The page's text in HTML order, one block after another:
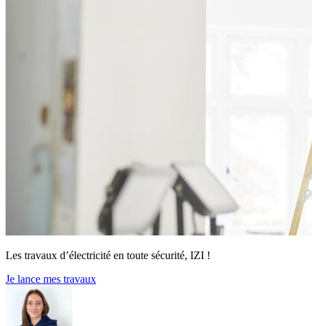
Les travaux d’électricité en toute sécurité, IZI !
Je lance mes travaux